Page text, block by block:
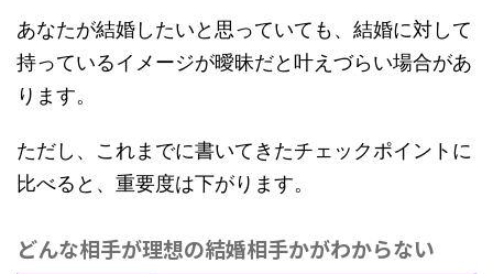
あなたが結婚したいと思っていても、結婚に対して
持っているイメージが曖昧だと叶えづらい場合があ
ります。
ただし、これまでに書いてきたチェックポイントに
比べると、重要度は下がります。
どんな相手が理想の結婚相手かがわからない